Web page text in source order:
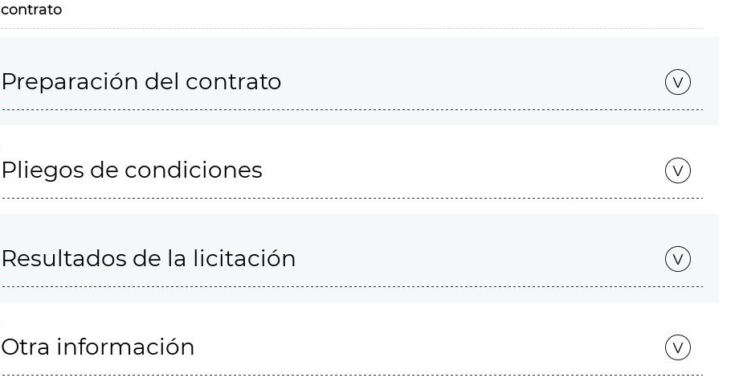
contrato
Preparación del contrato
Pliegos de condiciones
Resultados de la licitación
Otra información